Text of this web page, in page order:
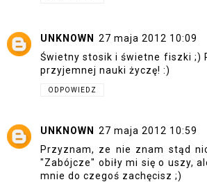
UNKNOWN 27 maja 2012 10:09
Świetny stosik i świetne fiszki ;)
przyjemnej nauki życzę! :)
ODPOWIEDZ
UNKNOWN
27 maja 2012 10:59
Przyznam, ze nie znam stąd
"Zabójcze" obiły mi się o uszy,
mnie do czegoś zachęcisz ;)